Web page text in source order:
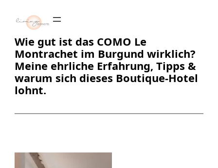
Inhalt
springen
Wie gut ist das COMO Le
Montrachet im Burgund wirklich?
Meine ehrliche Erfahrung, Tipps &
warum sich dieses Boutique-Hotel
lohnt.